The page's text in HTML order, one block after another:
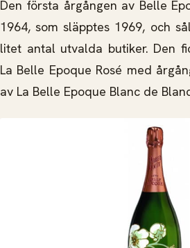
Den första årgången av Belle
1964, som släpptes 1969, och
litet antal utvalda butiker. Den
La Belle Epoque Rosé med
av La Belle Epoque Blanc de